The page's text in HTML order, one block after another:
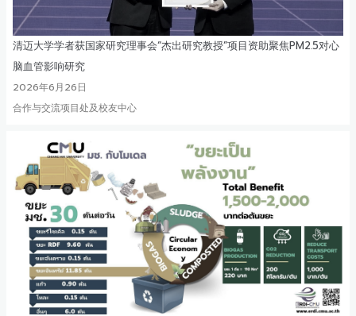
清迈大学学者获国家研究理事会“杰出研究教授”项目资助聚焦PM2.5对心
脑血管影响研究
2026年6月26日
合作与交流项目处及校友中心